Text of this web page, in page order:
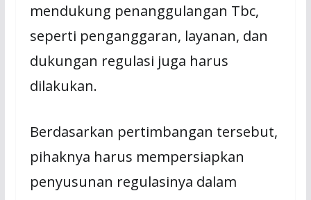
mendukung penanggulangan Tbc,
seperti penganggaran, layanan, dan
dukungan regulasi juga harus
dilakukan.
Berdasarkan pertimbangan tersebut,
pihaknya harus mempersiapkan
penyusunan regulasinya dalam